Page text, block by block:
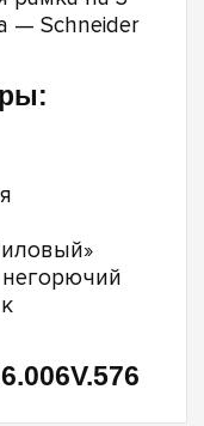
— Schneider